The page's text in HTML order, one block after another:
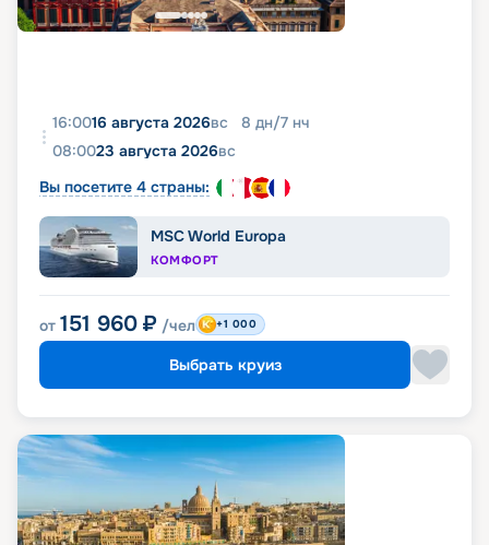
16:0016 августа 2026вс 8 дн/7 нч
08:0023 августа 2026вс
Вы посетите 4 страны:
MSC World Europa
КОМФОРТ
от 151 960 ₽ /чел +1 000
Выбрать круиз